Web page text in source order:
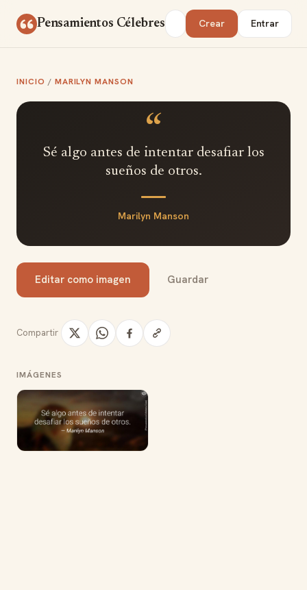
Pensamientos Célebres Buscar Crear Entrar
INICIO / MARILYN MANSON
“
Sé algo antes de intentar desafiar los
sueños de otros.
Marilyn Manson
Editar como imagen Guardar
Compartir
IMÁGENES